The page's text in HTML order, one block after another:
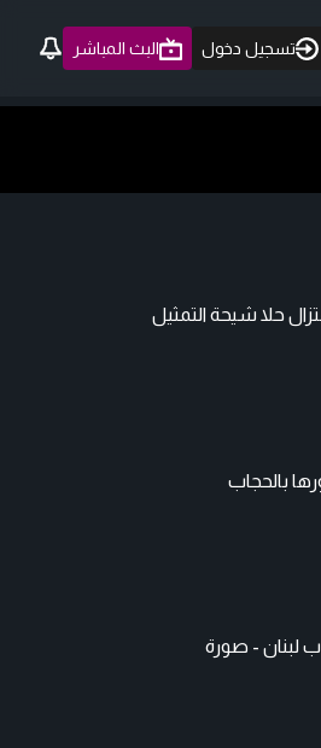
تسجيل دخول البث المباشر
حلا شيحة التمثيل
بالحجاب
لبنان - صورة